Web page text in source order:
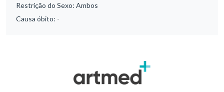
Restrição do Sexo: Ambos
Causa óbito: -